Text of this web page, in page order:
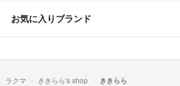
お気に入りブランド
ラクマ ききらら's shop ききらら